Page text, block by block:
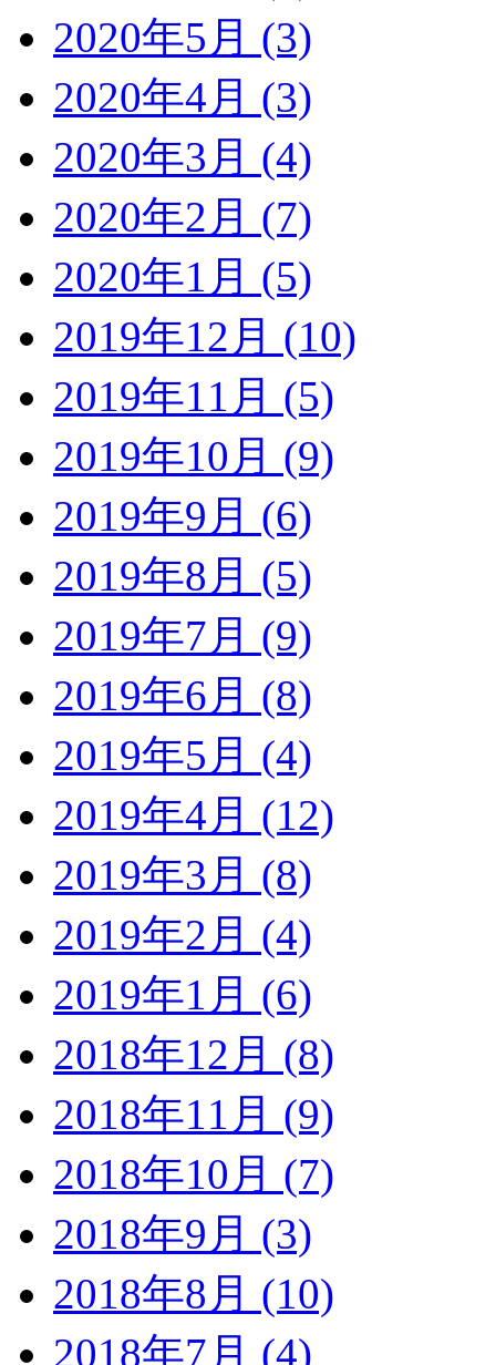
2020年5月 (3)
2020年4月 (3)
2020年3月 (4)
2020年2月 (7)
2020年1月 (5)
2019年12月 (10)
2019年11月 (5)
2019年10月 (9)
2019年9月 (6)
2019年8月 (5)
2019年7月 (9)
2019年6月 (8)
2019年5月 (4)
2019年4月 (12)
2019年3月 (8)
2019年2月 (4)
2019年1月 (6)
2018年12月 (8)
2018年11月 (9)
2018年10月 (7)
2018年9月 (3)
2018年8月 (10)
2018年7月 (4)